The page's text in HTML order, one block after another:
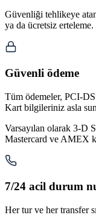
Güvenliği tehlikeye
ya da ücretsiz erteleme.
Güvenli ödeme
Tüm ödemeler, PCI-
Kart bilgileriniz asla
Varsayılan olarak 3-D
Mastercard ve AMEX
7/24 acil durum
Her tur ve her transfer